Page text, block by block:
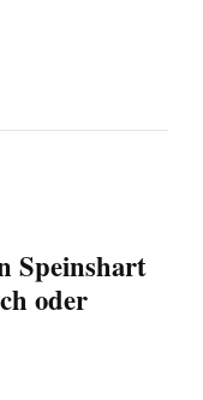
Speinshart
oder